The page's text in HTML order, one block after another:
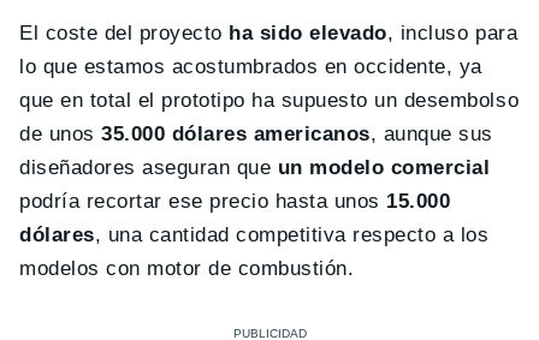
El coste del proyecto ha sido elevado, incluso para
lo que estamos acostumbrados en occidente, ya
que en total el prototipo ha supuesto un desembolso
de unos35.000 dólares americanos, aunque sus
diseñadores aseguran que un modelo comercial
podría recortar ese precio hasta unos 15.000
dólares, una cantidad competitiva respecto a los
modelos con motor de combustión.